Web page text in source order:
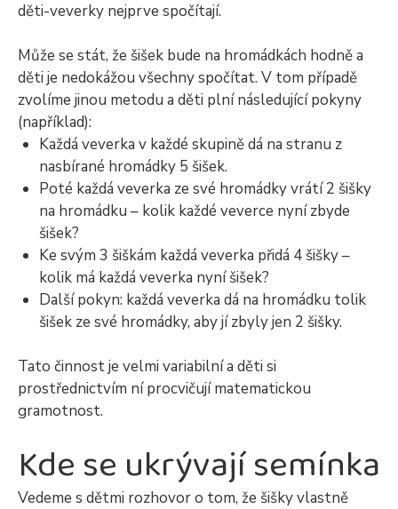
děti-veverky nejprve spočítají.
Může se stát, že šišek bude na hromádkách hodně a
děti je nedokážou všechny spočítat. V tom případě
zvolíme jinou metodu a děti plní následující pokyny
(například):
Každá veverka v každé skupině dá na stranu z
nasbírané hromádky 5 šišek.
Poté každá veverka ze své hromádky vrátí 2 šišky
na hromádku – kolik každé veverce nyní zbyde
šišek?
Ke svým 3 šiškám každá veverka přidá 4 šišky –
kolik má každá veverka nyní šišek?
Další pokyn: každá veverka dá na hromádku tolik
šišek ze své hromádky, aby jí zbyly jen 2 šišky.
Tato činnost je velmi variabilní a děti si
prostřednictvím ní procvičují matematickou
gramotnost.
Kde se ukrývají semínka
Vedeme s dětmi rozhovor o tom, že šišky vlastně